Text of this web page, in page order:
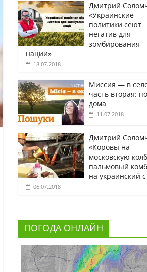
Дмитрий
«Украинские
политики сеют
негатив для
зомбирования
нации»
18.07.2018
Миссия — в
часть вторая:
дома
11.07.2018
Дмитрий
«Коровы на
московскую
пальмовый
на украинский
06.07.2018
ПОГОДА ОНЛАЙН